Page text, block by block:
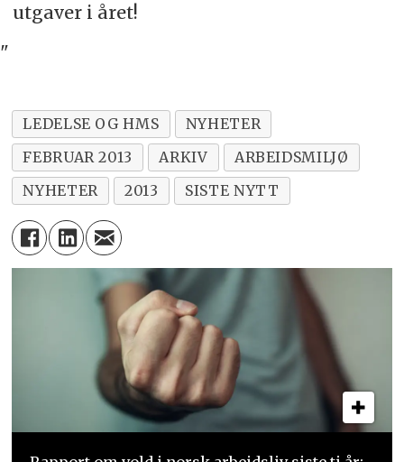
utgaver i året!
"
LEDELSE OG HMS
NYHETER
FEBRUAR 2013
ARKIV
ARBEIDSMILJØ
NYHETER
2013 SISTE NYTT